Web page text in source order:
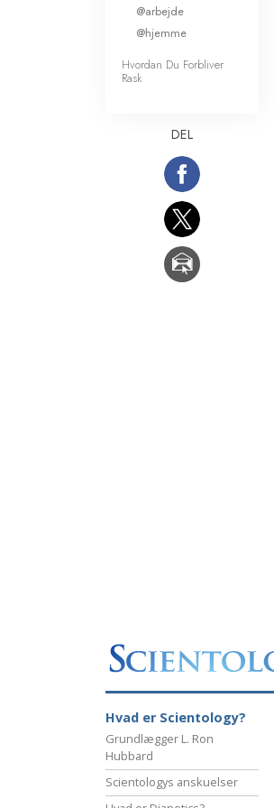
@arbejde
@hjemme
Hvordan Du Forbliver
Rask
DEL
Hvad er Scientology?
Grundlægger L. Ron
Hubbard
Scientologys anskuelser